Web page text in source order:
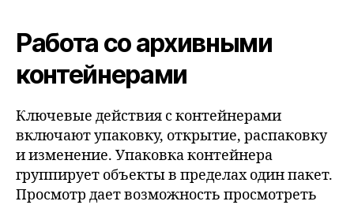
Работа со архивными
контейнерами
Ключевые действия с контейнерами
включают упаковку, открытие, распаковку
и изменение. Упаковка контейнера
группирует объекты в пределах один пакет.
Просмотр дает возможность просмотреть